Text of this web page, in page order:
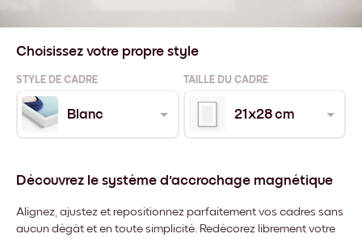
Choisissez votre propre style
STYLE DE CADRE TAILLE DU CADRE
Blanc 21x28 cm
Découvrez le système d'accrochage magnétique
Alignez, ajustez et repositionnez parfaitement vos cadres sans
aucun dégât et en toute simplicité. Redécorez librement votre